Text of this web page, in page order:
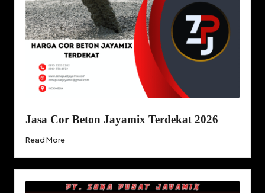
Jasa Cor Beton Jayamix Terdekat 2026
Read More